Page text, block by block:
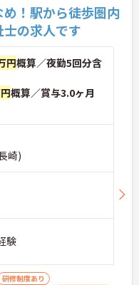
め！駅から徒歩圏内
の求人です
円概算／夜勤5回分含
概算／賞与3.0ヶ月
崎)
験
研修制度あり